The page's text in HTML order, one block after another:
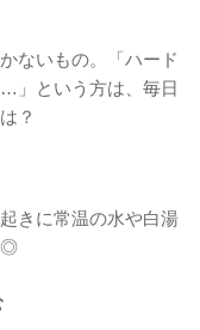
ないもの。「ハード
」という方は、毎日
？
きに常温の水や白湯
◎